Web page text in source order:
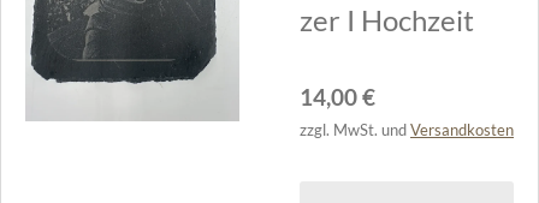
zer I Hochzeit
14,00 €
zzgl. MwSt. und Versandkosten